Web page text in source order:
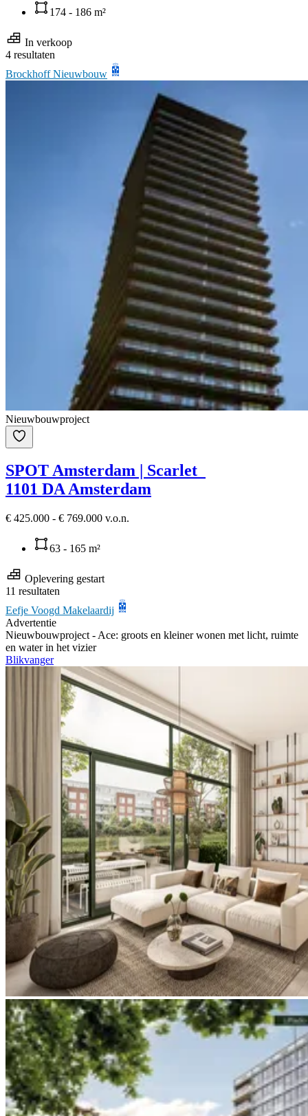
174 - 186 m²
In verkoop
4 resultaten
Brockhoff Nieuwbouw
Nieuwbouwproject
SPOT Amsterdam | Scarlet
1101 DA Amsterdam
€ 425.000 - € 769.000 v.o.n.
63 - 165 m²
Oplevering gestart
11 resultaten
Eefje Voogd Makelaardij
Advertentie
Nieuwbouwproject - Ace: groots en kleiner wonen met licht, ruimte
en water in het vizier
Blikvanger